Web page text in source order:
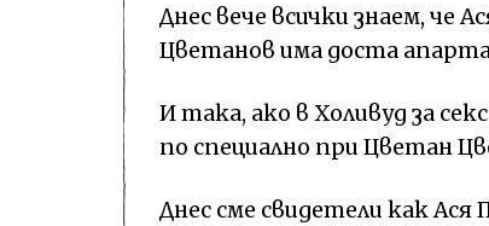
Днес вече всички знаем, че
Цветанов има доста
И така, ако в Холивуд за
по специално при Цветан
Днес сме свидетели как